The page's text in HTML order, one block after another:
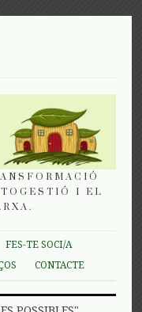
I EL
FES-TE SOCI/A
CONTACTE